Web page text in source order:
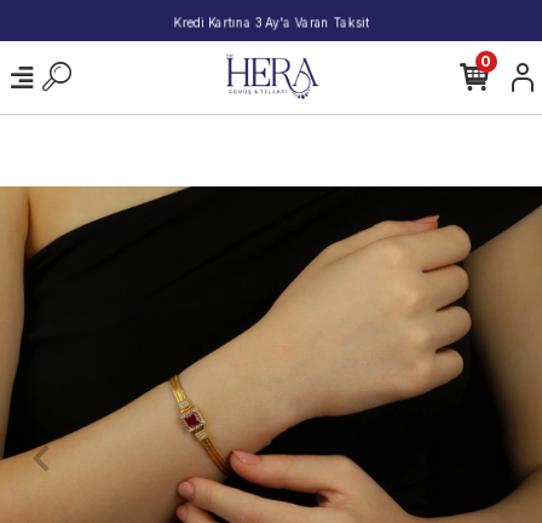
2000 TL ve Üzeri Alışverişlerde Kargo Bedava!
0